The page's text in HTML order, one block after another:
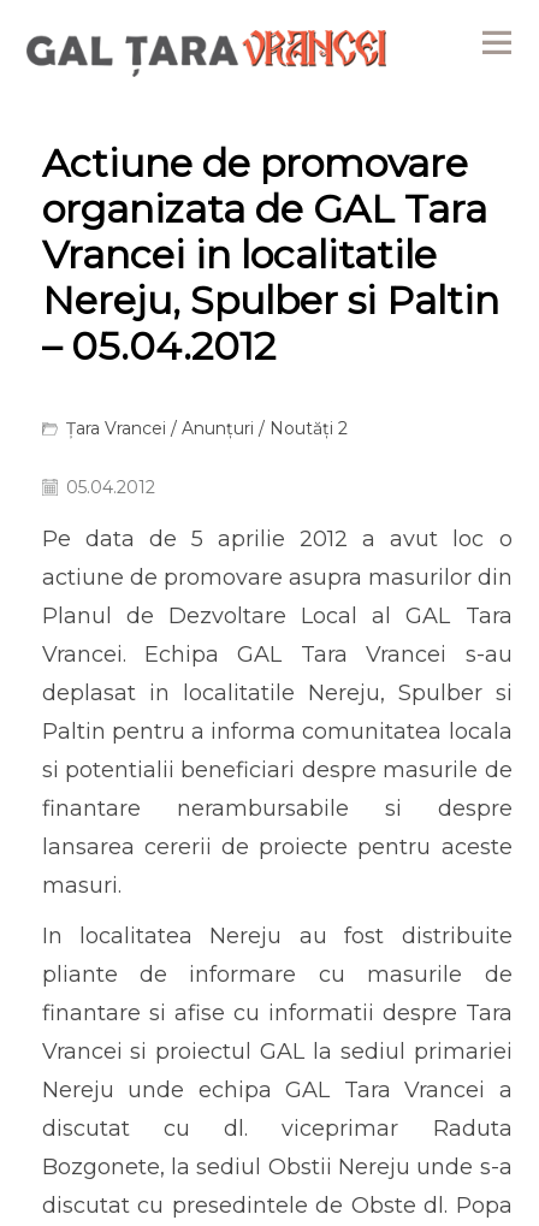
Actiune de promovare
organizata de GAL Tara
Vrancei in localitatile
Nereju, Spulber si Paltin
– 05.04.2012
Țara Vrancei / Anunțuri / Noutăți 2
05.04.2012
Pe data de 5 aprilie 2012 a avut loc o
actiune de promovare asupra masurilor din
Planul de Dezvoltare Local al GAL Tara
Vrancei. Echipa GAL Tara Vrancei s-au
deplasat in localitatile Nereju, Spulber si
Paltin pentru a informa comunitatea locala
si potentialii beneficiari despre masurile de
finantare nerambursabile si despre
lansarea cererii de proiecte pentru aceste
masuri.
In localitatea Nereju au fost distribuite
pliante de informare cu masurile de
finantare si afise cu informatii despre Tara
Vrancei si proiectul GAL la sediul primariei
Nereju unde echipa GAL Tara Vrancei a
discutat cu dl. viceprimar Raduta
Bozgonete, la sediul Obstii Nereju unde s-a
discutat cu presedintele de Obste dl. Popa